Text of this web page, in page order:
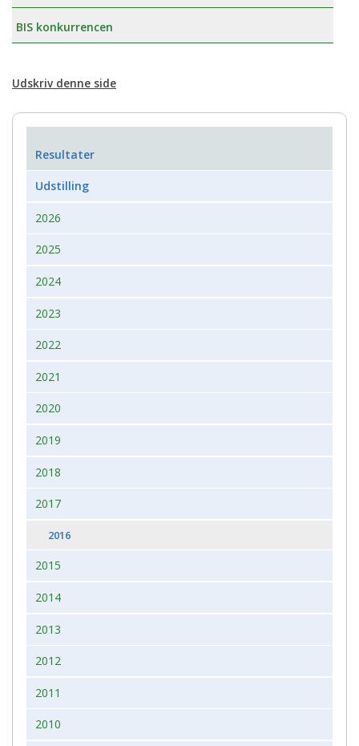
BIS konkurrencen
Udskriv denne side
Resultater
Udstilling
2026
2025
2024
2023
2022
2021
2020
2019
2018
2017
2016
2015
2014
2013
2012
2011
2010